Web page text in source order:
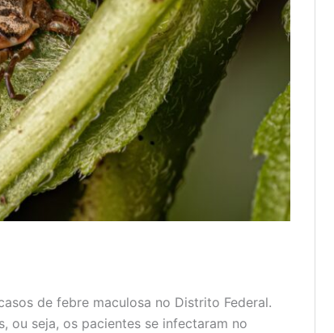
de febre maculosa no Distrito Federal.
ou seja, os pacientes se infectaram no